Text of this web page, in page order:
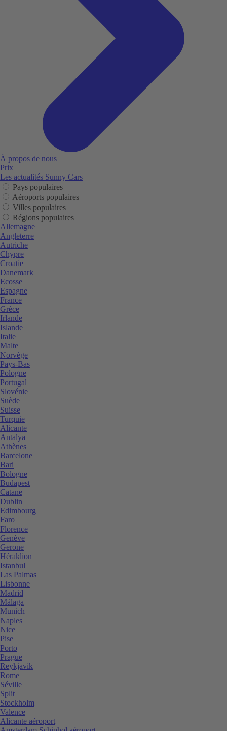
À propos de nous
Prix
Les actualités Sunny Cars
Pays populaires
Aéroports populaires
Villes populaires
Régions populaires
Allemagne
Angleterre
Autriche
Chypre
Croatie
Danemark
Ecosse
Espagne
France
Grèce
Irlande
Islande
Italie
Malte
Norvège
Pays-Bas
Pologne
Portugal
Slovénie
Suède
Suisse
Turquie
Alicante
Antalya
Athènes
Barcelone
Bari
Bologne
Budapest
Catane
Dublin
Edimbourg
Faro
Florence
Genève
Gerone
Héraklion
Istanbul
Las Palmas
Lisbonne
Madrid
Málaga
Munich
Naples
Nice
Pise
Porto
Prague
Reykjavik
Rome
Séville
Split
Stockholm
Valence
Alicante aéroport